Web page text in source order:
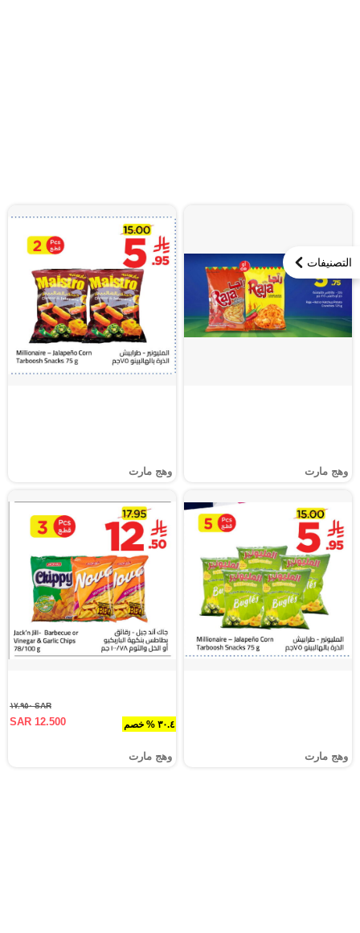
التصنيفات
وهج مارت وهج مارت
وهج مارت
٣٠.٤ % خصم
SAR ١٧.٩٥٠
SAR 12.500
وهج مارت